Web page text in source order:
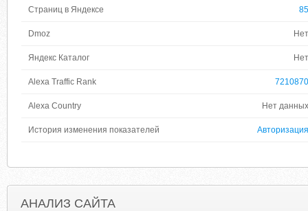
Страниц в Яндексе 85
Dmoz Нет
Яндекс Каталог Нет
Alexa Traffic Rank 7210870
Alexa Country Нет данных
История изменения показателей Авторизация
АНАЛИЗ САЙТА